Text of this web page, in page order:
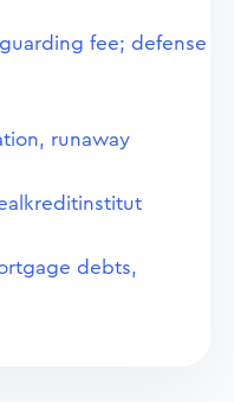
fee; defense
runaway
debts,